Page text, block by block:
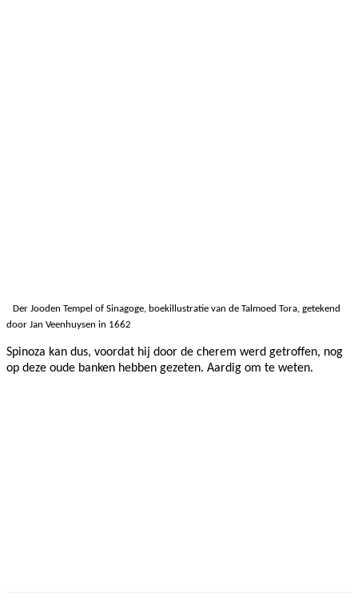
Der Jooden Tempel of Sinagoge, boekillustratie van de Talmoed Tora, getekend
door Jan Veenhuysen in 1662
Spinoza kan dus, voordat hij door de cherem werd getroffen, nog
op deze oude banken hebben gezeten. Aardig om te weten.